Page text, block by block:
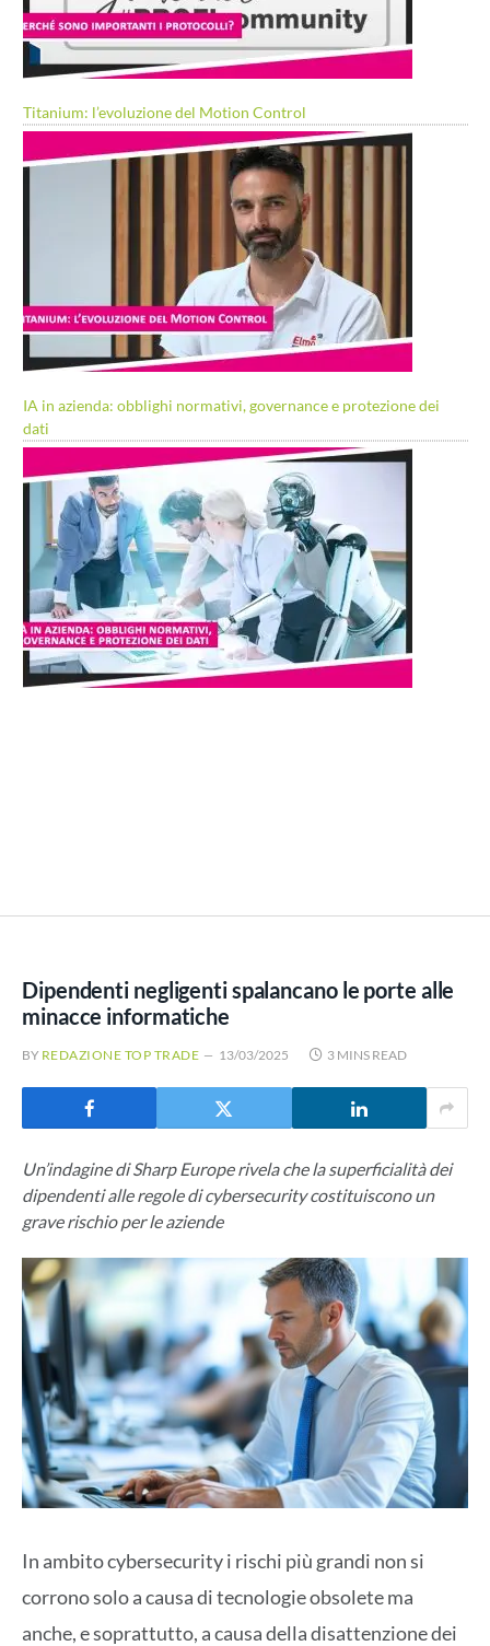
Titanium: l’evoluzione del Motion Control
IA in azienda: obblighi normativi, governance e protezione dei
dati
Dipendenti negligenti spalancano le porte alle
minacce informatiche
BY REDAZIONE TOP TRADE 13/03/2025 3 MINS READ
Un’indagine di Sharp Europe rivela che la superficialità dei
dipendenti alle regole di cybersecurity costituiscono un
grave rischio per le aziende
In ambito cybersecurity i rischi più grandi non si
corrono solo a causa di tecnologie obsolete ma
anche, e soprattutto, a causa della disattenzione dei